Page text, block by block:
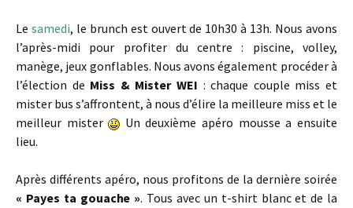
Le samedi, le brunch est ouvert de 10h30 à 13h. Nous avons
l’après-midi pour profiter du centre : piscine, volley,
manège, jeux gonflables. Nous avons également procéder à
l’élection de Miss & Mister WEI : chaque couple miss et
mister bus s’affrontent, à nous d’élire la meilleure miss et le
meilleur mister
Un deuxième apéro mousse a ensuite
lieu.
Après différents apéro, nous profitons de la dernière soirée
« Payes ta gouache ». Tous avec un t-shirt blanc et de la